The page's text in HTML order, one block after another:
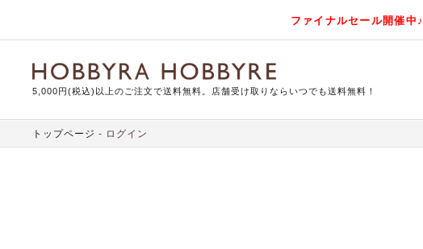
ファイナルセール開催中♪
5,000円(税込)以上のご注文で送料無料。店舗受け取りならいつでも送料無料！
トップページ ログイン